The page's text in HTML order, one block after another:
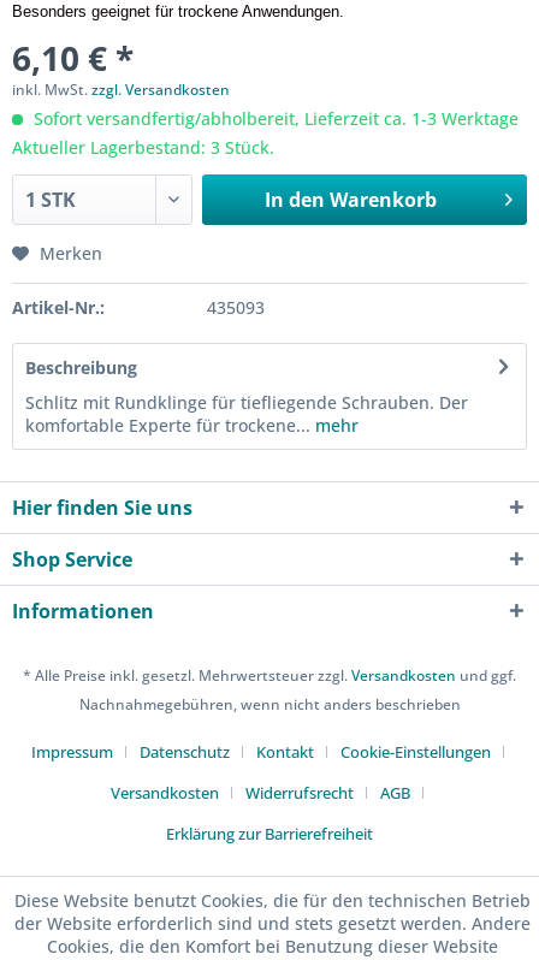
Besonders geeignet für trockene Anwendungen.
6,10 € *
inkl. MwSt.zzgl. Versandkosten
Sofort versandfertig/abholbereit, Lieferzeit ca. 1-3 Werktage
Aktueller Lagerbestand: 3 Stück.
In den Warenkorb
Merken
Artikel-Nr.: 435093
Beschreibung
Schlitz mit Rundklinge für tiefliegende Schrauben. Der
komfortable Experte für trockene... mehr
Hier finden Sie uns
Shop Service
Informationen
* Alle Preise inkl. gesetzl. Mehrwertsteuer zzgl.Versandkosten und ggf.
Nachnahmegebühren, wenn nicht anders beschrieben
Impressum Datenschutz Kontakt
Cookie-Einstellungen
Versandkosten
Widerrufsrecht
AGB
Erklärung zur Barrierefreiheit
Diese Website benutzt Cookies, die für den technischen Betrieb
der Website erforderlich sind und stets gesetzt werden. Andere
Cookies, die den Komfort bei Benutzung dieser Website